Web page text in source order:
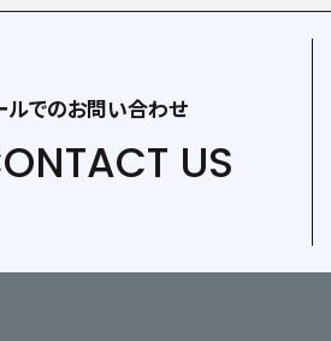
ルでのお問い合わせ
US